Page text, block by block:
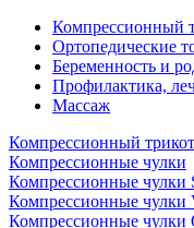
Компрессионный
Ортопедические
Беременность и
Профилактика,
Массаж
Компрессионный
Компрессионные чулки
Компрессионные чулки
Компрессионные чулки
Компрессионные чулки